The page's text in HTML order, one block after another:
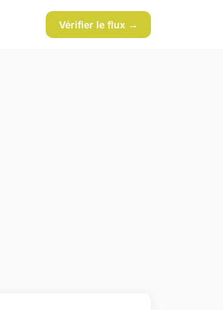
Vérifier le flux →